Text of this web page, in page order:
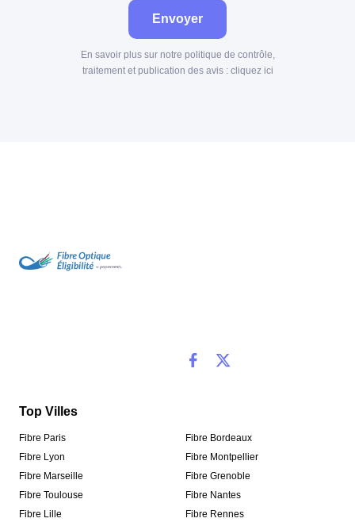
Envoyer
En savoir plus sur notre politique de contrôle,
traitement et publication des avis : cliquez ici
Top Villes
Fibre Paris
Fibre Lyon
Fibre Marseille
Fibre Toulouse
Fibre Lille
Fibre Bordeaux
Fibre Montpellier
Fibre Grenoble
Fibre Nantes
Fibre Rennes